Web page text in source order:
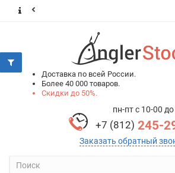
Доставка по всей России.
Более 40 000 товаров.
Скидки до 50%.
пн-пт с 10-00
+7 (812) 245-
Заказать обратный